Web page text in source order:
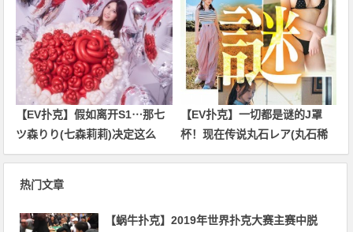
了！
【EV扑克】假如离开S1⋯那七
ツ森りり(七森莉莉)决定这么
做！
【EV扑克】一切都是谜的J罩
杯！现在传说丸石レア(丸石稀
有)是⋯
热门文章
【蜗牛扑克】2019年世界扑克大赛主赛中脱